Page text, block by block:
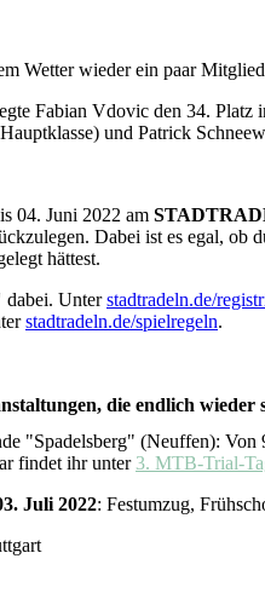
Wetter wieder ein paar
Fabian Vdovic den 34. Platz
und Patrick
04. Juni 2022 am
Dabei ist es egal, ob
hättest.
dabei. Unterstadtradeln.de/
stadtradeln.de/spielregeln.
die endlich wieder
"Spadelsberg" (Neuffen):
findet ihr unter 3. MTB-Trial-
Juli 2022: Festumzug,